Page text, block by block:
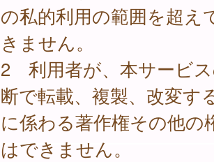
の私的利用の範囲を超え
きません。
2 利用者が、本サービ
断で転載、複製、改変す
に係わる著作権その他の
はできません。